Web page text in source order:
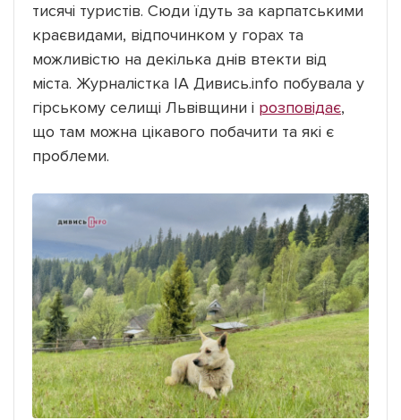
тисячі туристів. Сюди їдуть за карпатськими
краєвидами, відпочинком у горах та
можливістю на декілька днів втекти від
міста. Журналістка ІА Дивись.info побувала у
гірському селищі Львівщини і розповідає,
що там можна цікавого побачити та які є
проблеми.